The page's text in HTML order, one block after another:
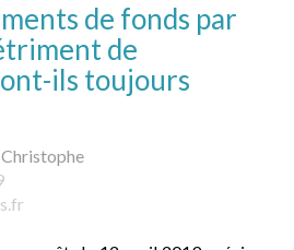
de fonds par
de
ils toujours